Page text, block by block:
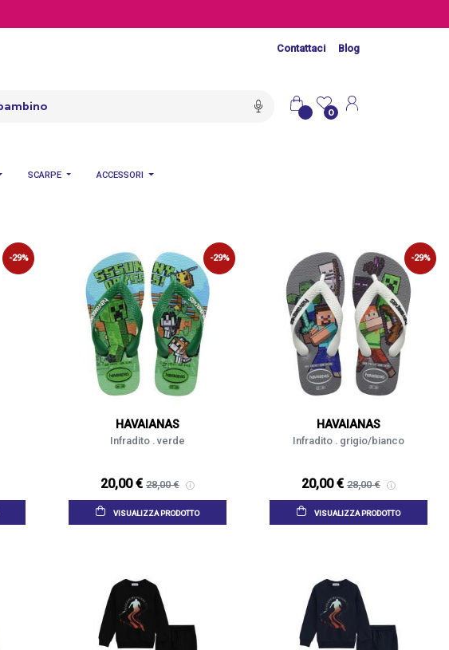
Contattaci Blog
0
SCARPE ACCESSORI
-29% -29%
HAVAIANAS
Infradito . verde
20,00 € 28,00 €
VISUALIZZA PRODOTTO
-29%
HAVAIANAS
Infradito . grigio/bianco
20,00 € 28,00 €
VISUALIZZA PRODOTTO